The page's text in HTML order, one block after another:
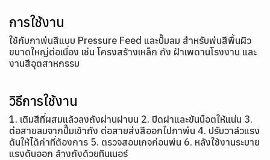
การใช้งาน
ใช้กับกาพ่นสีแบบ Pressure Feed และปั๊มลม สำหรับพ่นสีพื้นผิว
ขนาดใหญ่ต่อเนื่อง เช่น โครงสร้างเหล็ก ถัง ฝ้าเพดานโรงงาน และ
งานสีอุตสาหกรรม
วิธีการใช้งาน
1. เติมสีที่ผสมแล้วลงถังผ่านฝาบน 2. ปิดฝาและขันน็อตให้แน่น 3.
ต่อสายลมจากปั๊มเข้าถัง ต่อสายส่งสีออกไปกาพ่น 4. ปรับวาล์วแรง
ดันให้ได้ค่าที่ต้องการ 5. ตรวจสอบเกจก่อนพ่น 6. หลังใช้งานระบาย
แรงดันออก ล้างถังด้วยทินเนอร์